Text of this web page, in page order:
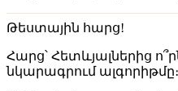
Թեստային հարց!
Հարց՝ Հետևյալներից
նկարագրում ալգորիթմը։